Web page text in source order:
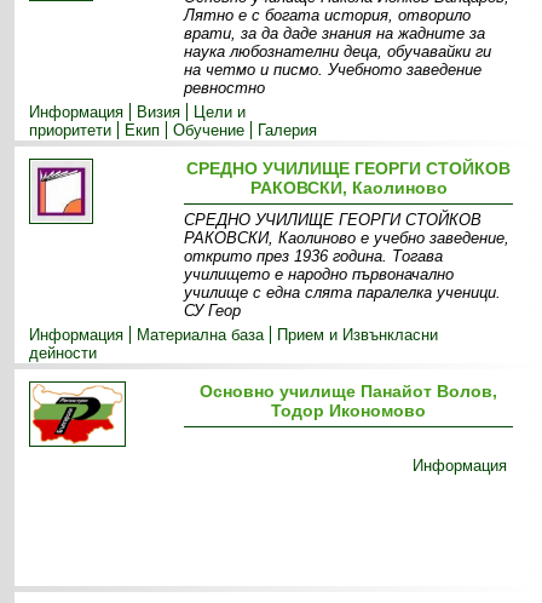
Лятно е с богата история, отворило
врати, за да даде знания на жадните за
наука любознателни деца, обучавайки ги
на четмо и писмо. Учебното заведение
ревностно
Информация
Визия
Цели и
приоритети
Екип Обучение Галерия
СРЕДНО УЧИЛИЩЕ ГЕОРГИ СТОЙКОВ
РАКОВСКИ, Каолиново
СРЕДНО УЧИЛИЩЕ ГЕОРГИ СТОЙКОВ
РАКОВСКИ, Каолиново е учебно заведение,
открито през 1936 година. Тогава
училището е народно първоначално
училище с една слята паралелка ученици.
СУ Геор
Информация
Материална база
Прием и Извънкласни
дейности
Основно училище Панайот Волов,
Тодор Икономово
Информация